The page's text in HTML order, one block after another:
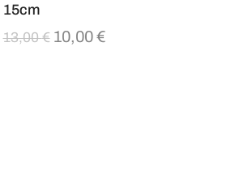
15cm
13,00€ 10,00€